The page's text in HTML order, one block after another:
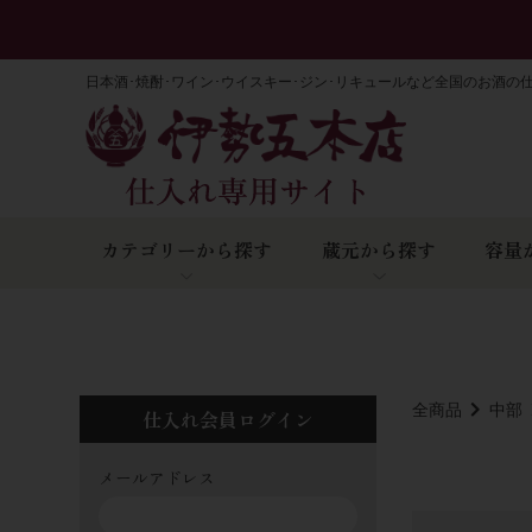
日本酒･焼酎･ワイン･ウイスキー･ジン･リキュールなど全国のお酒の
カテゴリーから探す 蔵元から探す 容量
全商品 中部
仕入れ会員ログイン
メールアドレス